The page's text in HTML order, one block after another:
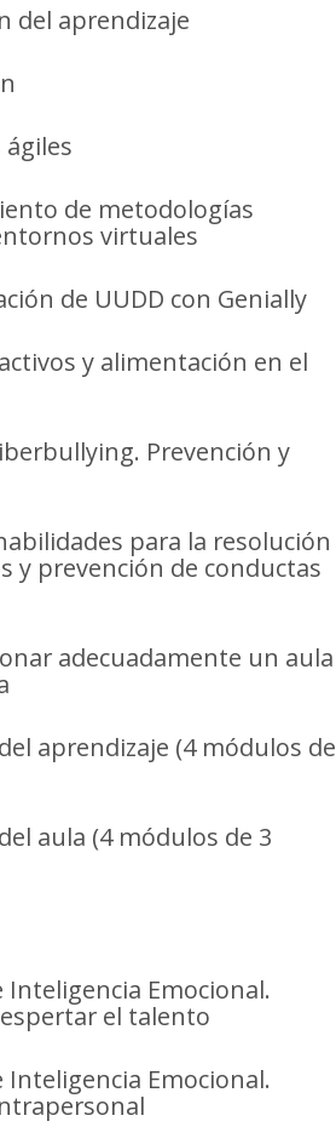
del aprendizaje
ágiles
de metodologías
virtuales
de UUDD con Genially
y alimentación en el
Prevención y
para la resolución
y prevención de conductas
adecuadamente un aula
aprendizaje (4 módulos de
aula (4 módulos de 3
Inteligencia Emocional.
el talento
Inteligencia Emocional.